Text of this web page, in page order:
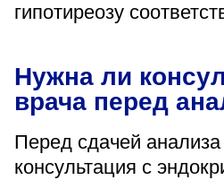
гипотиреозу
Нужна ли
врача перед
Перед сдачей
консультация с